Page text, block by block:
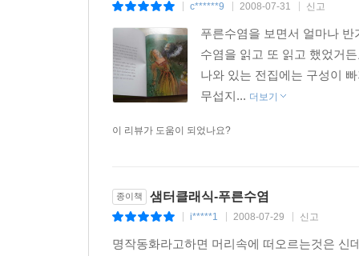
c******9 2008-07-31 신고
푸른수염을 보면서 얼마나
수염을 읽고 또 읽고 했었거
나와 있는 전집에는 구성이
무섭지... 더보기
이 리뷰가 도움이 되었나요?
종이책 샘터클래식-푸른수염
i*****1 2008-07-29 신고
명작동화라고하면 머리속에 떠오르는것은 신